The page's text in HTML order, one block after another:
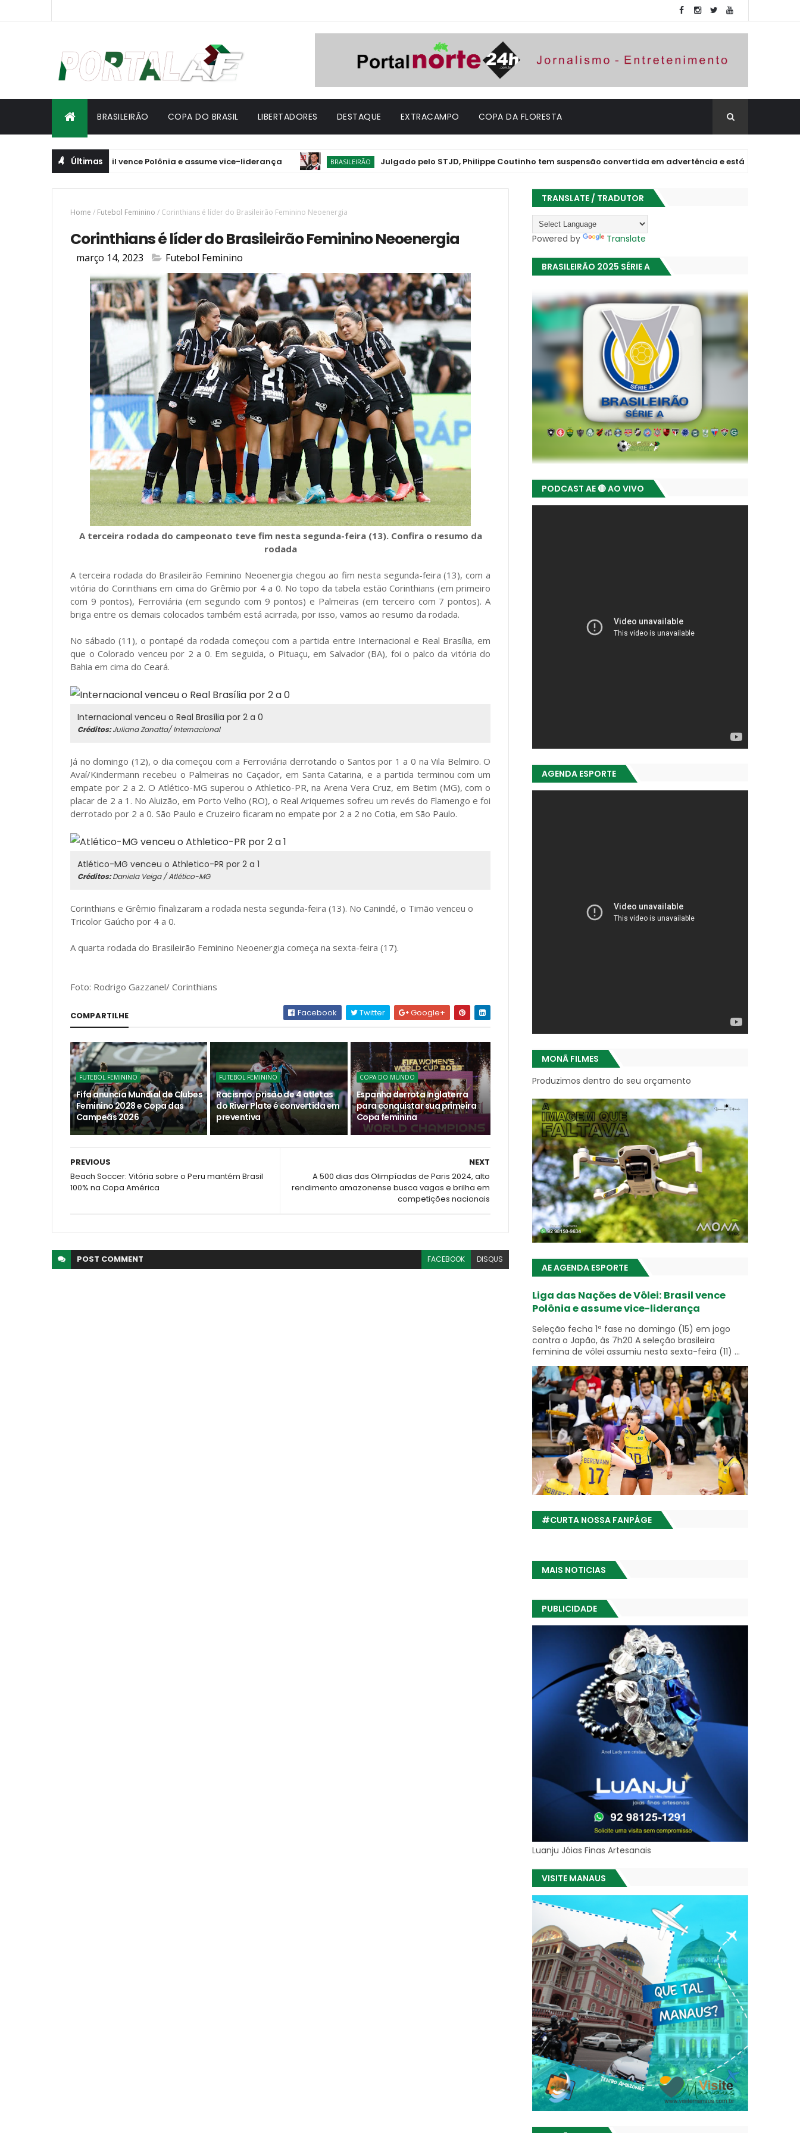
BRASILEIRÃO COPA DO BRASIL LIBERTADORES DESTAQUE EXTRACAMPO COPA DA FLORESTA
Últimas
de Vôlei: Brasil vence Polônia e assume vice-liderança BRASILEIRÃO Julgado pelo STJD, Philippe Coutinho tem suspensão convertida em advertência e está liberado para jogar
Home / Futebol Feminino / Corinthians é líder do Brasileirão Feminino Neoenergia
Corinthians é líder do Brasileirão Feminino Neoenergia
março 14, 2023 Futebol Feminino
A terceira rodada do campeonato teve fim nesta segunda-feira (13). Confira o resumo da
rodada
A terceira rodada do Brasileirão Feminino Neoenergia chegou ao fim nesta segunda-feira (13), com a
vitória do Corinthians em cima do Grêmio por 4 a 0. No topo da tabela estão Corinthians (em primeiro
com 9 pontos), Ferroviária (em segundo com 9 pontos) e Palmeiras (em terceiro com 7 pontos). A
briga entre os demais colocados também está acirrada, por isso, vamos ao resumo da rodada.
No sábado (11), o pontapé da rodada começou com a partida entre Internacional e Real Brasília, em
que o Colorado venceu por 2 a 0. Em seguida, o Pituaçu, em Salvador (BA), foi o palco da vitória do
Bahia em cima do Ceará.
Internacional venceu o Real Brasília por 2 a 0
Créditos:Juliana Zanatta/ Internacional
Já no domingo (12), o dia começou com a Ferroviária derrotando o Santos por 1 a 0 na Vila Belmiro. O
Avaí/Kindermann recebeu o Palmeiras no Caçador, em Santa Catarina, e a partida terminou com um
empate por 2 a 2. O Atlético-MG superou o Athletico-PR, na Arena Vera Cruz, em Betim (MG), com o
placar de 2 a 1. No Aluizão, em Porto Velho (RO), o Real Ariquemes sofreu um revés do Flamengo e foi
derrotado por 2 a 0. São Paulo e Cruzeiro ficaram no empate por 2 a 2 no Cotia, em São Paulo.
Atlético-MG venceu o Athletico-PR por 2 a 1
Créditos:Daniela Veiga / Atlético-MG
Corinthians e Grêmio finalizaram a rodada nesta segunda-feira (13). No Canindé, o Timão venceu o
Tricolor Gaúcho por 4 a 0.
A quarta rodada do Brasileirão Feminino Neoenergia começa na sexta-feira (17).
Foto: Rodrigo Gazzanel/ Corinthians
COMPARTILHE Facebook Twitter Google+
FUTEBOL FEMININO
Fifa anuncia Mundial de Clubes
Feminino 2028 e Copa das
Campeãs 2026
FUTEBOL FEMININO
Racismo: prisão de 4 atletas
do River Plate é convertida em
preventiva
COPA DO MUNDO
Espanha derrota Inglaterra
para conquistar sua primeira
Copa feminina
NEXT
A 500 dias das Olimpíadas de Paris 2024, alto
rendimento amazonense busca vagas e brilha em
competições nacionais
PREVIOUS
Beach Soccer: Vitória sobre o Peru mantém Brasil
100% na Copa América
POST COMMENT FACEBOOK DISQUS
TRANSLATE / TRADUTOR
Powered by Translate
BRASILEIRÃO 2025 SÉRIE A
PODCAST AE 🔴 AO VIVO
AGENDA ESPORTE
MONÃ FILMES
Produzimos dentro do seu orçamento
AE AGENDA ESPORTE
Liga das Nações de Vôlei: Brasil vence
Polônia e assume vice-liderança
Seleção fecha 1ª fase no domingo (15) em jogo
contra o Japão, às 7h20 A seleção brasileira
feminina de vôlei assumiu nesta sexta-feira (11) ...
#CURTA NOSSA FANPÁGE
MAIS NOTICIAS
PUBLICIDADE
Luanju Jóias Finas Artesanais
VISITE MANAUS